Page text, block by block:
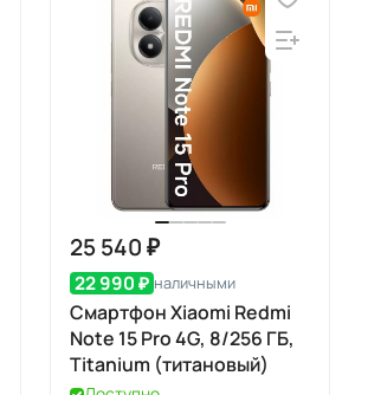
25 540 ₽
22 990 ₽ наличными
Смартфон Xiaomi Redmi
Note 15 Pro 4G, 8/256 ГБ,
Titanium (титановый)